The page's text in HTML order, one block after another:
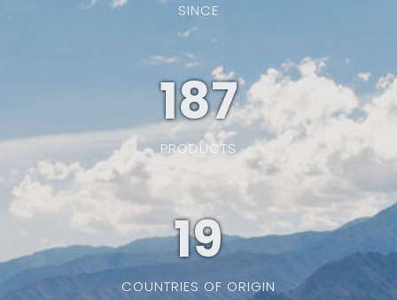
SINCE
187
PRODUCTS
19
COUNTRIES OF ORIGIN